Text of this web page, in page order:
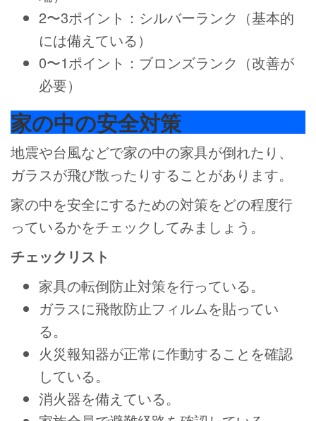
2〜3ポイント：シルバーランク（基本的
には備えている）
0〜1ポイント：ブロンズランク（改善が
必要）
家の中の安全対策
地震や台風などで家の中の家具が倒れたり、
ガラスが飛び散ったりすることがあります。
家の中を安全にするための対策をどの程度行
っているかをチェックしてみましょう。
チェックリスト
家具の転倒防止対策を行っている。
ガラスに飛散防止フィルムを貼ってい
る。
火災報知器が正常に作動することを確認
している。
消火器を備えている。